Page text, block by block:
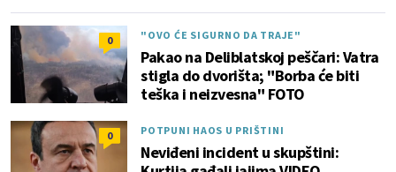
0 "OVO ĆE SIGURNO DA TRAJE"
Pakao na Deliblatskoj peščari: Vatra
stigla do dvorišta; "Borba će biti
teška i neizvesna" FOTO
0 POTPUNI HAOS U PRIŠTINI
Neviđeni incident u skupštini: